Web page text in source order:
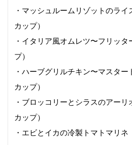
・マッシュルームリゾットのラ
カップ）
・イタリア風オムレツ〜フリッ
プ）
・ハーブグリルチキン〜マスタ
カップ）
・ブロッコリーとシラスのアー
カップ）
・エビとイカの冷製トマトマリネ